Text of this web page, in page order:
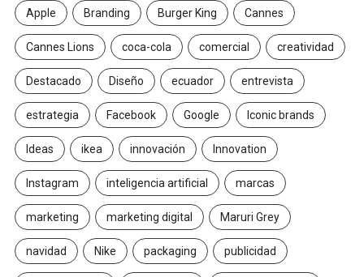
Apple Branding Burger King Cannes
Cannes Lions coca-cola comercial creatividad
Destacado Diseño ecuador entrevista
estrategia Facebook Google Iconic brands
Ideas ikea innovación Innovation
Instagram inteligencia artificial marcas
marketing marketing digital Maruri Grey
navidad Nike packaging publicidad